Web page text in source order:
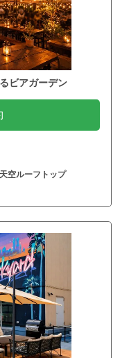
ビアガーデン
空ルーフトップ